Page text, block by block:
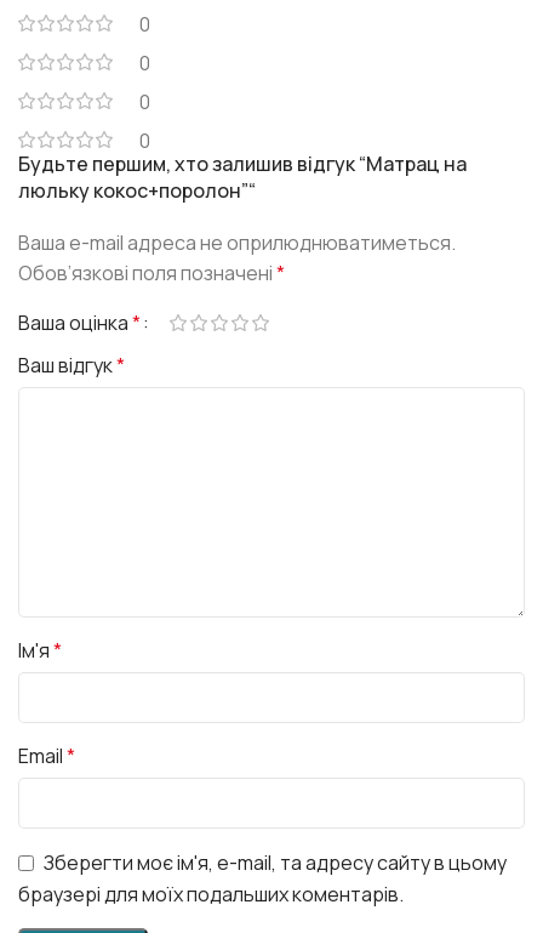
0
0
0
0
Будьте першим, хто залишив відгук “Матрац на
люльку кокос+поролон”“
Ваша e-mail адреса не оприлюднюватиметься.
Обов’язкові поля позначені*
Ваша оцінка*
Ваш відгук*
Ім'я*
Email*
Зберегти моє ім'я, e-mail, та адресу сайту в цьому
браузері для моїх подальших коментарів.